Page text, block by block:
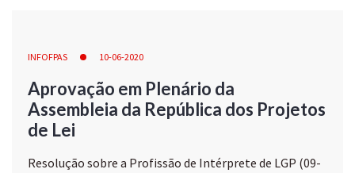
INFOFPAS 10-06-2020
Aprovação em Plenário da
Assembleia da República dos Projetos
de Lei
Resolução sobre a Profissão de Intérprete de LGP (09-